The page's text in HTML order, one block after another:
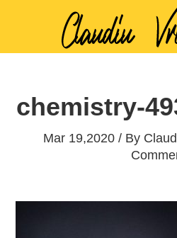
chemistry-
Mar 19,2020 / By